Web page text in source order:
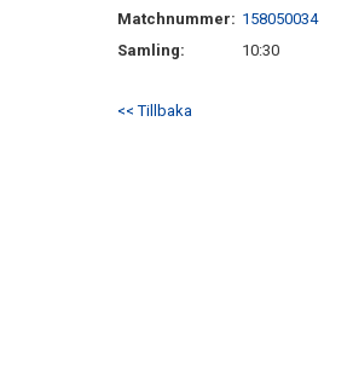
Matchnummer: 158050034
Samling:
10:30
<< Tillbaka